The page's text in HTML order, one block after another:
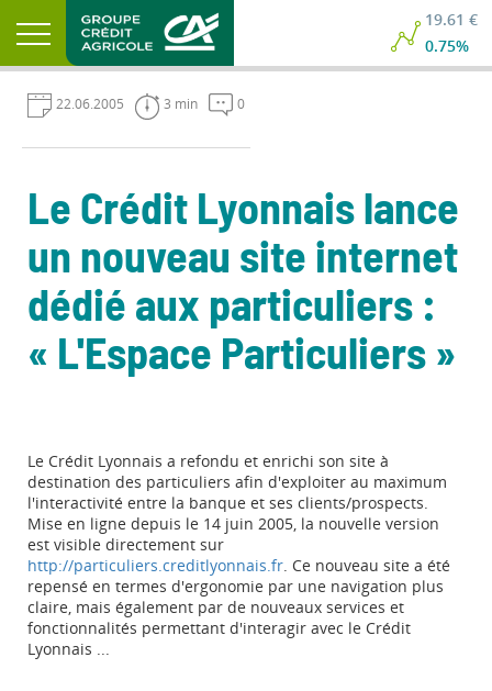
19.61 €
0.75%
22.06.2005 3 min 0
Le Crédit Lyonnais lance
un nouveau site internet
dédié aux particuliers :
« L'Espace Particuliers »
Le Crédit Lyonnais a refondu et enrichi son site à
destination des particuliers afin d'exploiter au maximum
l'interactivité entre la banque et ses clients/prospects.
Mise en ligne depuis le 14 juin 2005, la nouvelle version
est visible directement sur
http://particuliers.creditlyonnais.fr. Ce nouveau site a été
repensé en termes d'ergonomie par une navigation plus
claire, mais également par de nouveaux services et
fonctionnalités permettant d'interagir avec le Crédit
Lyonnais ...